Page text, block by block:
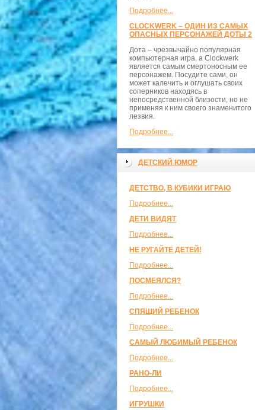
Подробнее...
CLOCKWERK – ОДИН ИЗ САМЫХ
ОПАСНЫХ ПЕРСОНАЖЕЙ ДОТЫ 2
Дота – чрезвычайно популярная
компьютерная игра, а Clockwerk
является самым смертоносным ее
персонажем. Посудите сами, он
может калечить и оглушать своих
соперников находясь в
непосредственной близости, но не
применяя к ним своего знаменитого
лезвия.
Подробнее...
ДЕТСКИЙ ЮМОР
ДЕТСТВО, В КУБИКИ ИГРАЮ
Подробнее...
ДЕТИ ВИДЯТ
Подробнее...
НЕ РУГАЙТЕ ДЕТЕЙ!
Подробнее...
ПОСМЕЯЛСЯ?
Подробнее...
СПЯЩИЙ РЕБЕНОК
Подробнее...
САМЫЙ ЛЮБИМЫЙ РЕБЕНОК
Подробнее...
РАНО-ЛИ
Подробнее...
ИГРУШКИ